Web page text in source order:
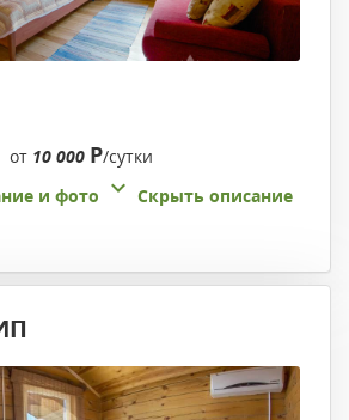
от 10 000 Р/сутки
и фото
Скрыть описание